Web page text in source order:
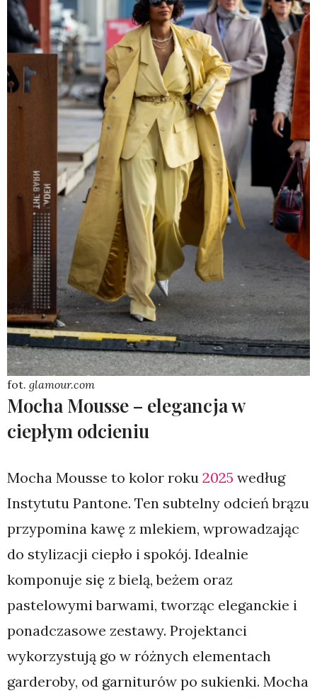
fot. glamour.com
Mocha Mousse – elegancja w
ciepłym odcieniu
Mocha Mousse to kolor roku 2025 według
Instytutu Pantone. Ten subtelny odcień brązu
przypomina kawę z mlekiem, wprowadzając
do stylizacji ciepło i spokój. Idealnie
komponuje się z bielą, beżem oraz
pastelowymi barwami, tworząc eleganckie i
ponadczasowe zestawy. Projektanci
wykorzystują go w różnych elementach
garderoby, od garniturów po sukienki. Mocha